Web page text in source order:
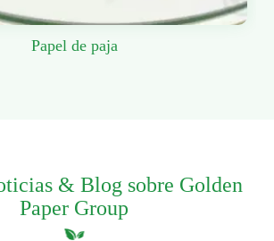
Papel de paja
& Blog sobre Golden
Paper Group